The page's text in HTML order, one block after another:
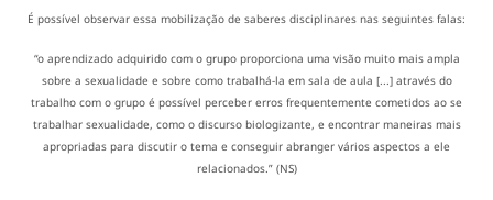
É possível observar essa mobilização de saberes disciplinares nas seguintes falas:
“o aprendizado adquirido com o grupo proporciona uma visão muito mais ampla
sobre a sexualidade e sobre como trabalhá-la em sala de aula [...] através do
trabalho com o grupo é possível perceber erros frequentemente cometidos ao se
trabalhar sexualidade, como o discurso biologizante, e encontrar maneiras mais
apropriadas para discutir o tema e conseguir abranger vários aspectos a ele
relacionados.” (NS)